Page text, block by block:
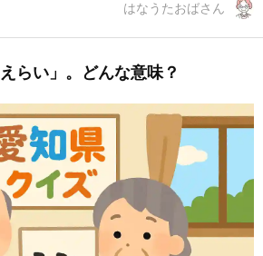
はなうたおばさん
らい」。どんな意味？